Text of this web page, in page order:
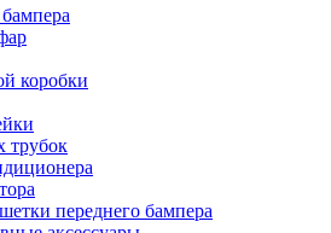
коробки
трубок
переднего бампера